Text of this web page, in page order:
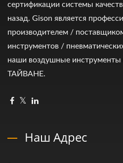
сертификации системы
назад. Gison является
производителем /
инструментов /
наши воздушные инструменты
ТАЙВАНЕ.
Наш Адрес